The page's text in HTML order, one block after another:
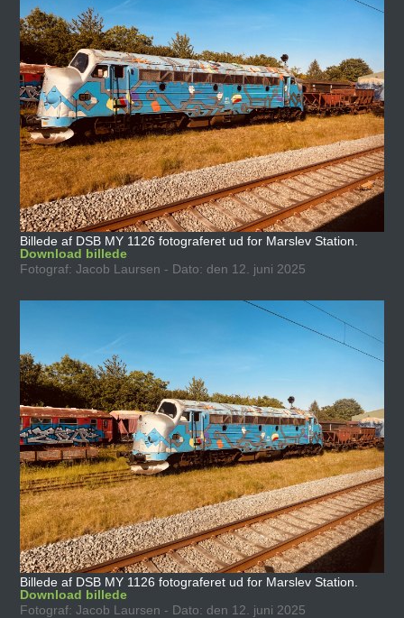
Billede af DSB MY 1126 fotograferet ud for Marslev Station.
Download billede
Fotograf: Jacob Laursen - Dato: den 12. juni 2025
Billede af DSB MY 1126 fotograferet ud for Marslev Station.
Download billede
Fotograf: Jacob Laursen - Dato: den 12. juni 2025